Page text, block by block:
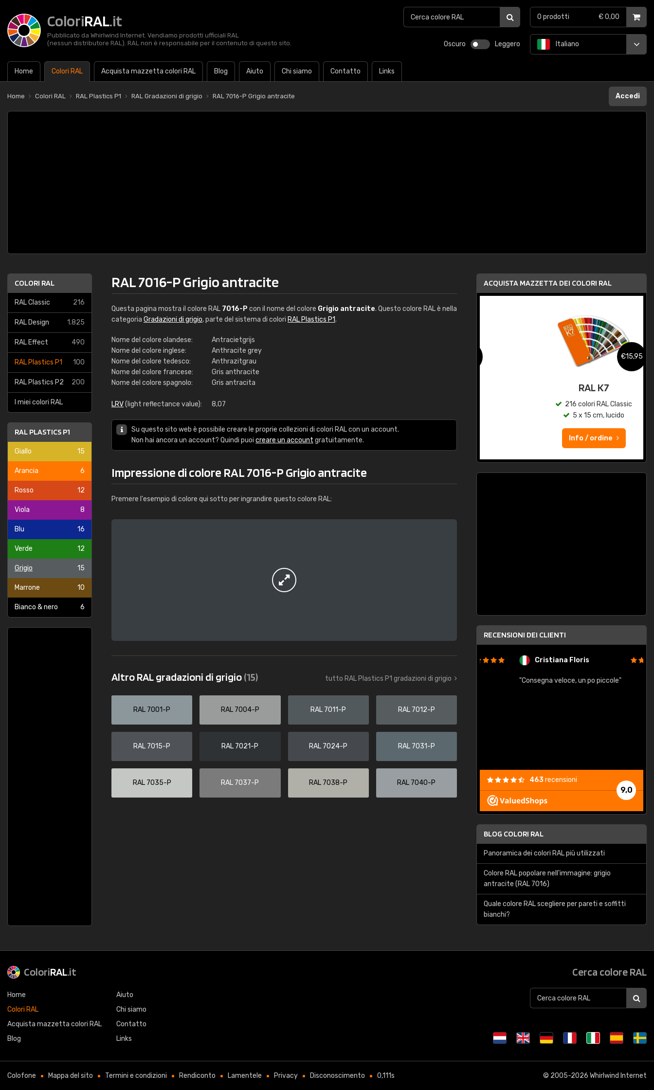
ColoriRAL.it
Pubblicato da Whirlwind Internet. Vendiamo prodotti ufficiali RAL
(nessun distributore RAL). RAL non è responsabile per il contenuto di questo sito.
Oscuro Leggero
Home Colori RAL Acquista mazzetta colori RAL Blog Aiuto Chi siamo Contatto Links
Italiano
0 prodotti € 0,00
Home Colori RAL RAL Plastics P1 RAL Gradazioni di grigio RAL 7016-P Grigio antracite Accedi
COLORI RAL
RAL Classic 216
RAL Design 1.825
RAL Effect 490
RAL Plastics P1 100
RAL Plastics P2 200
I miei colori RAL
RAL PLASTICS P1
Giallo 15
Arancia 6
Rosso 12
Viola 8
Blu 16
Verde 12
Grigio 15
Marrone 10
Bianco & nero 6
RAL 7016-P Grigio antracite
Questa pagina mostra il colore RAL 7016-P con il nome del colore Grigio antracite. Questo colore RAL è nella
categoria Gradazioni di grigio, parte del sistema di colori RAL Plastics P1.
Nome del colore olandese:
Antracietgrijs
Nome del colore inglese:
Anthracite grey
Nome del colore tedesco:
Anthrazitgrau
Nome del colore francese:
Gris anthracite
Nome del colore spagnolo:
Gris antracita
LRV(light reflectance value): 8,07
Su questo sito web è possibile creare le proprie collezioni di colori RAL con un account.
Non hai ancora un account? Quindi puoi creare un account gratuitamente.
Impressione di colore RAL 7016-P Grigio antracite
Premere l'esempio di colore qui sotto per ingrandire questo colore RAL:
Altro RAL gradazioni di grigio(15) tutto RAL Plastics P1 gradazioni di grigio
RAL 7001-P RAL 7004-P RAL 7011-P RAL 7012-P
RAL 7015-P RAL 7021-P RAL 7024-P RAL 7031-P
RAL 7035-P RAL 7037-P RAL 7038-P RAL 7040-P
ACQUISTA MAZZETTA DEI COLORI RAL
€15,95
216 colori RAL Classic
5 x 15 cm, lucido
Info / ordine
RECENSIONI DEI CLIENTI
"buon servizio"
Cristiana Floris
"Consegna veloce, un po piccole"
9,0
463recensioni
BLOG COLORI RAL
Panoramica dei colori RAL più utilizzati
Colore RAL popolare nell'immagine: grigio
antracite (RAL 7016)
Quale colore RAL scegliere per pareti e soffitti
bianchi?
ColoriRAL.it
Home
Colori RAL
Acquista mazzetta colori RAL
Blog
Aiuto
Chi siamo
Contatto
Links
Cerca colore RAL
Colofone Mappa del sito Termini e condizioni Rendiconto Lamentele Privacy Disconoscimento 0,111s © 2005-2026 Whirlwind Internet